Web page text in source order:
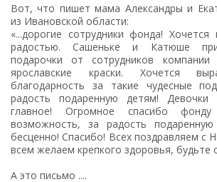
Вот, что пишет мама Александры и
из Ивановской области:
«...дорогие сотрудники фонда!
радостью. Сашеньке и Катюше
подарочки от сотрудников
ярославские краски. Хочется
благодарность за такие чудесные
радость подаренную детям!
главное! Огромное спасибо
возможность, за радость
бесценно! Спасибо! Всех поздравляем с
всем желаем крепкого здоровья, будьте
А это письмо ....